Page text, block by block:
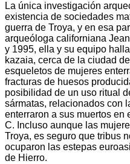
La única investigación
existencia de sociedades
guerra de Troya, y en esa
arqueóloga californiana
y 1995, ella y su equipo
kazaia, cerca de la ciudad
esqueletos de mujeres
fracturas de huesos
posibilidad de un uso ritual
sármatas, relacionados con
enterraron a sus muertos en
C. Incluso aunque las
Troya, es seguro que tribus
ocuparon las estepas
de Hierro.